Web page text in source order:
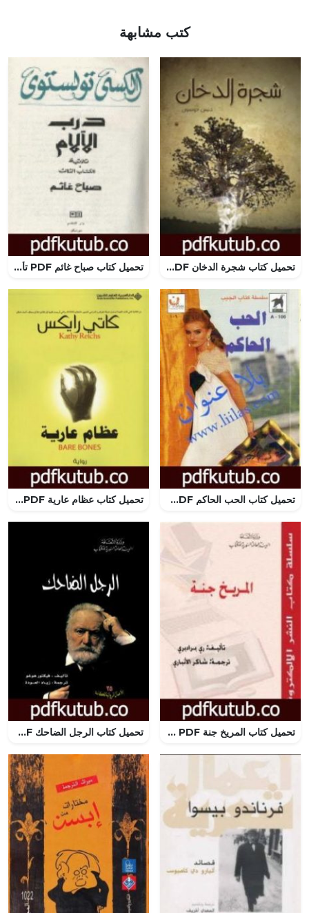
كتب مشابهة
تحميل كتاب شجرة الدخان PDF تأليف دنيس جونسون مجانا [كامل] تحميل كتاب صباح غائم PDF تأليف ألكسي تولستوي مجانا [كامل]
تحميل كتاب الحب الحاكم PDF تأليف باربرا كارتلاند مجانا [كامل] تحميل كتاب عظام عارية PDF تأليف كاثي ريكس مجانا [كامل]
تحميل كتاب المريخ جنة PDF تأليف راي برادبري مجانا [كامل] تحميل كتاب الرجل الضاحك PDF تأليف فيكتور هوجو مجانا [كامل]